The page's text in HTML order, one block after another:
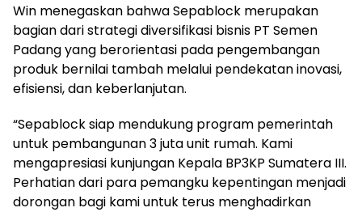
Win menegaskan bahwa Sepablock merupakan
bagian dari strategi diversifikasi bisnis PT Semen
Padang yang berorientasi pada pengembangan
produk bernilai tambah melalui pendekatan inovasi,
efisiensi, dan keberlanjutan.
“Sepablock siap mendukung program pemerintah
untuk pembangunan 3 juta unit rumah. Kami
mengapresiasi kunjungan Kepala BP3KP Sumatera III.
Perhatian dari para pemangku kepentingan menjadi
dorongan bagi kami untuk terus menghadirkan